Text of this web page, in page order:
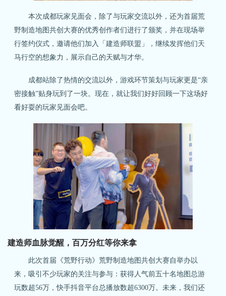
本次成都玩家见面会，除了与玩家交流以外，还为首届荒
野制造地图共创大赛的优秀创作者们进行了颁奖，并在现场举
行签约仪式，邀请他们加入「建造师联盟」，继续发挥他们天
马行空的想象力，展示自己的天赋与才华。
成都站除了热情的交流以外，游戏环节策划与玩家更是“亲
密接触”贴身玩到了一块。现在，就让我们好好回顾一下这场好
看好耍的玩家见面会吧。
建造师血脉觉醒，百万分红等你来拿
此次首届《荒野行动》荒野制造地图共创大赛自举办以
来，吸引不少玩家的关注与参与：获得人气前五十名地图总游
玩数超56万，快手抖音平台总播放数超6300万。未来，我们还